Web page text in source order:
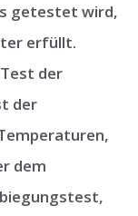
getestet wird,
erfüllt.
der
der
dem